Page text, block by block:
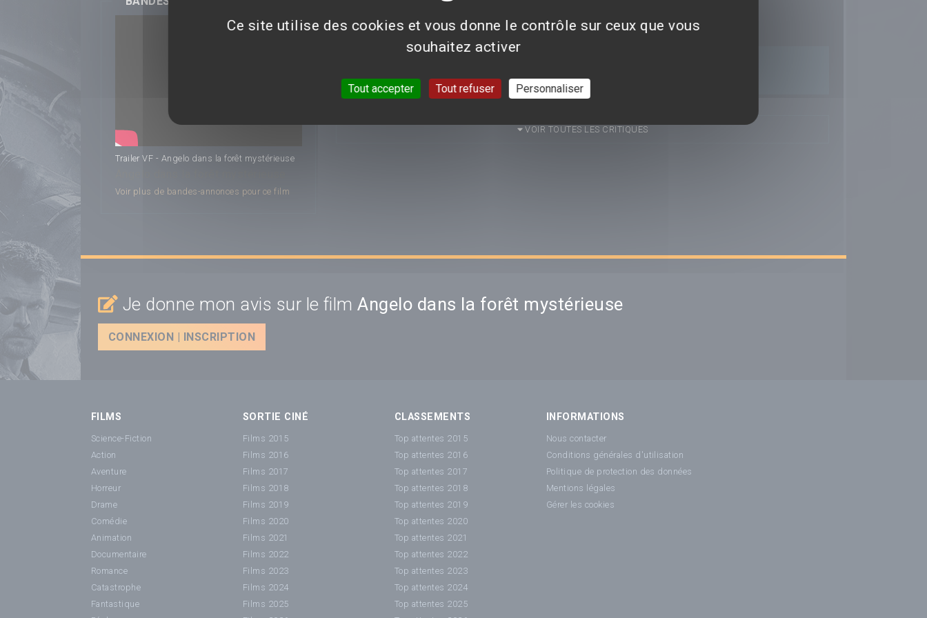
Trailer VF - Angelo dans la forêt mystérieuse
Voir plus de bandes-annonces pour ce film
VOIR TOUTES LES CRITIQUES
Je donne mon avis sur le filmAngelo dans la forêt mystérieuse
CONNEXION | INSCRIPTION
FILMS
Science-Fiction
Action
Aventure
Horreur
Drame
Comédie
Animation
Documentaire
Romance
Catastrophe
Fantastique
SORTIE CINÉ
Films 2015
Films 2016
Films 2017
Films 2018
Films 2019
Films 2020
Films 2021
Films 2022
Films 2023
Films 2024
Films 2025
CLASSEMENTS
Top attentes 2015
Top attentes 2016
Top attentes 2017
Top attentes 2018
Top attentes 2019
Top attentes 2020
Top attentes 2021
Top attentes 2022
Top attentes 2023
Top attentes 2024
Top attentes 2025
INFORMATIONS
Nous contacter
Conditions générales d'utilisation
Politique de protection des données
Mentions légales
Gérer les cookies
Ce site utilise des cookies et vous donne le contrôle sur ceux que vous
souhaitez activer
Tout accepter Tout refuser Personnaliser